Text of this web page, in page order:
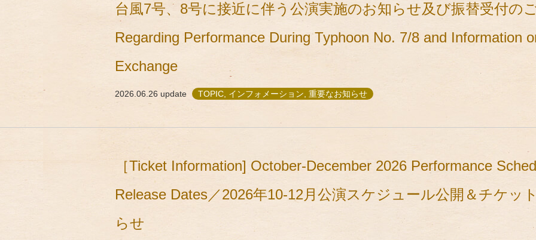
台風7号、8号に接近に伴う公演実施のお知らせ及び振替受付の
Regarding Performance During Typhoon No. 7/8 and Information
Exchange
2026.06.26 update TOPIC, インフォメーション, 重要なお知らせ
［Ticket Information] October-December 2026 Performance
Release Dates／2026年10-12月公演スケジュール公開＆チケッ
らせ